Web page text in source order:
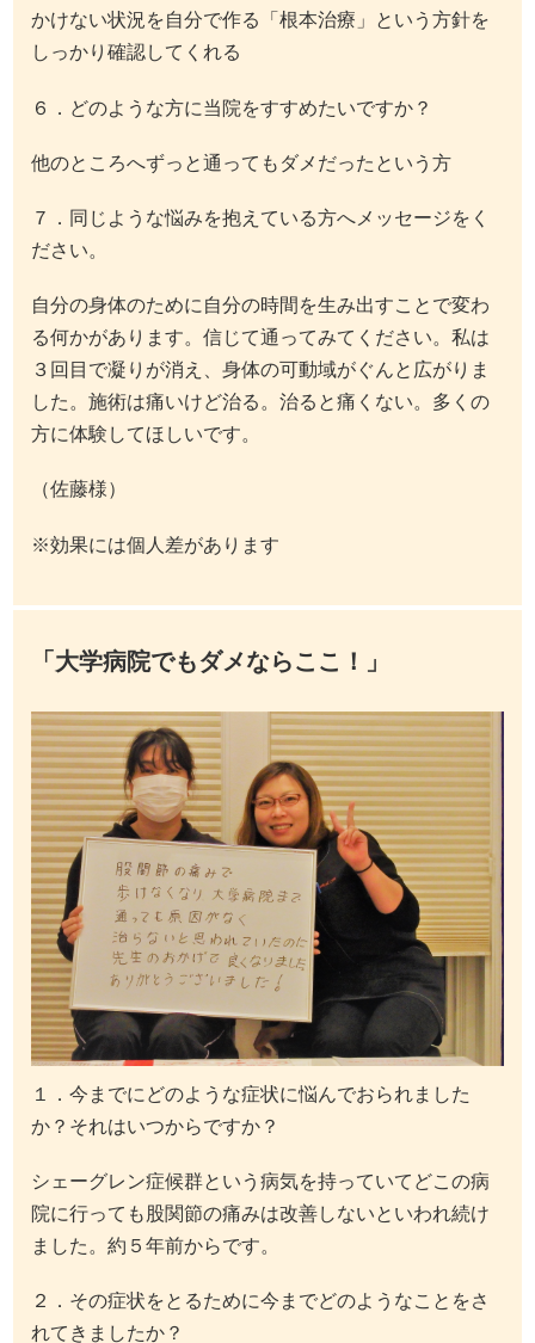
かけない状況を自分で作る「根本治療」という方針を
しっかり確認してくれる
６．どのような方に当院をすすめたいですか？
他のところへずっと通ってもダメだったという方
７．同じような悩みを抱えている方へメッセージをく
ださい。
自分の身体のために自分の時間を生み出すことで変わ
る何かがあります。信じて通ってみてください。私は
３回目で凝りが消え、身体の可動域がぐんと広がりま
した。施術は痛いけど治る。治ると痛くない。多くの
方に体験してほしいです。
（佐藤様）
※効果には個人差があります
「大学病院でもダメならここ！」
１．今までにどのような症状に悩んでおられました
か？それはいつからですか？
シェーグレン症候群という病気を持っていてどこの病
院に行っても股関節の痛みは改善しないといわれ続け
ました。約５年前からです。
２．その症状をとるために今までどのようなことをさ
れてきましたか？